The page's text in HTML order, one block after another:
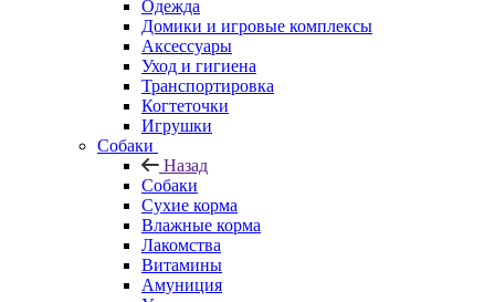
Одежда
Домики и игровые комплексы
Аксессуары
Уход и гигиена
Транспортировка
Когтеточки
Игрушки
Собаки
Назад
Собаки
Сухие корма
Влажные корма
Лакомства
Витамины
Амуниция